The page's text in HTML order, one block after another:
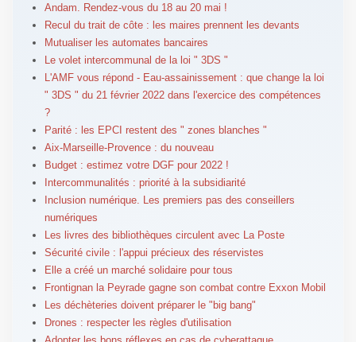
Andam. Rendez-vous du 18 au 20 mai !
Recul du trait de côte : les maires prennent les devants
Mutualiser les automates bancaires
Le volet intercommunal de la loi " 3DS "
L'AMF vous répond - Eau-assainissement : que change la loi
" 3DS " du 21 février 2022 dans l'exercice des compétences
?
Parité : les EPCI restent des " zones blanches "
Aix-Marseille-Provence : du nouveau
Budget : estimez votre DGF pour 2022 !
Intercommunalités : priorité à la subsidiarité
Inclusion numérique. Les premiers pas des conseillers
numériques
Les livres des bibliothèques circulent avec La Poste
Sécurité civile : l'appui précieux des réservistes
Elle a créé un marché solidaire pour tous
Frontignan la Peyrade gagne son combat contre Exxon Mobil
Les déchèteries doivent préparer le "big bang"
Drones : respecter les règles d'utilisation